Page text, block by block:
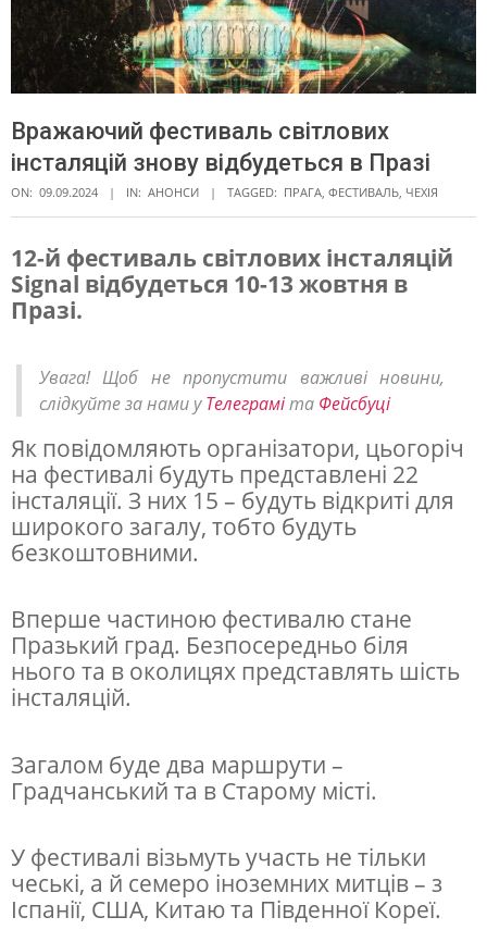
Вражаючий фестиваль світлових
інсталяцій знову відбудеться в Празі
ON: 09.09.2024 IN: АНОНСИ TAGGED: ПРАГА, ФЕСТИВАЛЬ, ЧЕХІЯ
В
р
а
ю
ч
и
й
е
с
т
в
л
ь
с
12-й фестиваль світлових інсталяцій
Signal відбудеться 10-13 жовтня в
Празі.
Увага! Щоб не пропустити важливі новини,
слідкуйте за нами уТелеграміта Фейсбуці
Як повідомляють організатори, цьогоріч
на фестивалі будуть представлені 22
інсталяції. З них 15 – будуть відкриті для
широкого загалу, тобто будуть
безкоштовними.
Вперше частиною фестивалю стане
Празький град. Безпосередньо біля
нього та в околицях представлять шість
інсталяцій.
Загалом буде два маршрути –
Градчанський та в Старому місті.
У фестивалі візьмуть участь не тільки
чеські, а й семеро іноземних митців – з
Іспанії, США, Китаю та Південної Кореї.